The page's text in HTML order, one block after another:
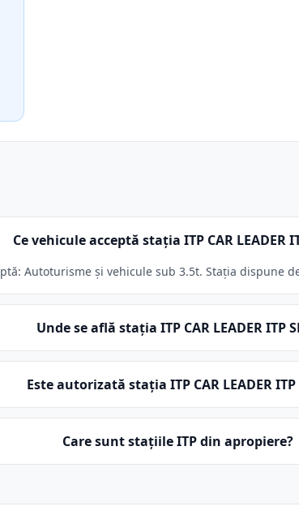
Ce vehicule acceptă stația ITP CAR LEADER
Autoturisme și vehicule sub 3.5t. Stația dispune
Unde se află stația ITP CAR LEADER ITP
Este autorizată stația ITP CAR LEADER ITP
Care sunt stațiile ITP din apropiere?